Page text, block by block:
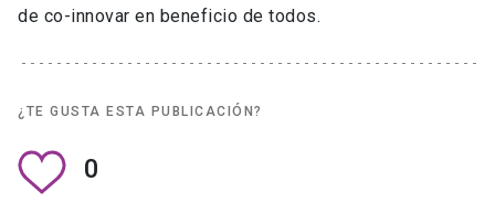
de co-innovar en beneficio de todos.
¿TE GUSTA ESTA PUBLICACIÓN?
0